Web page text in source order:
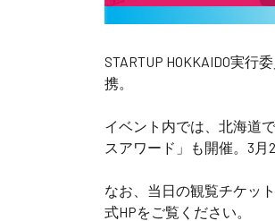
STARTUP HOKKAIDO実
携。
イベント内では、北海道
スアワード」も開催。3月
なお、当日の観覧チケッ
式HPをご覧ください。